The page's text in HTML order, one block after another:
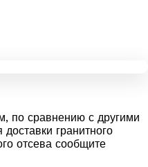
по сравнению с другими
гранитного
отсева сообщите